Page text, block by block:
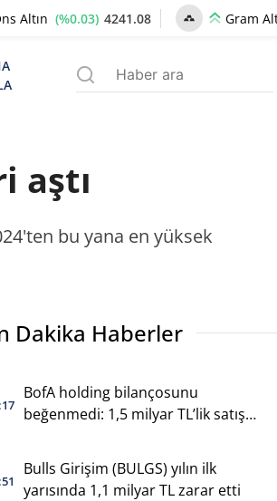
Altın (%0.03) 4241.08 Gram
aştı
bu yana en yüksek
Dakika Haberler
BofA holding bilançosunu
beğenmedi: 1,5 milyar TL’lik satış
Bulls Girişim (BULGS) yılın ilk
yarısında 1,1 milyar TL zarar etti